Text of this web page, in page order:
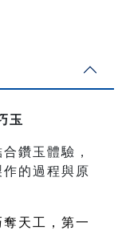
玉
鑽玉體驗，
的過程與原
天工，第一